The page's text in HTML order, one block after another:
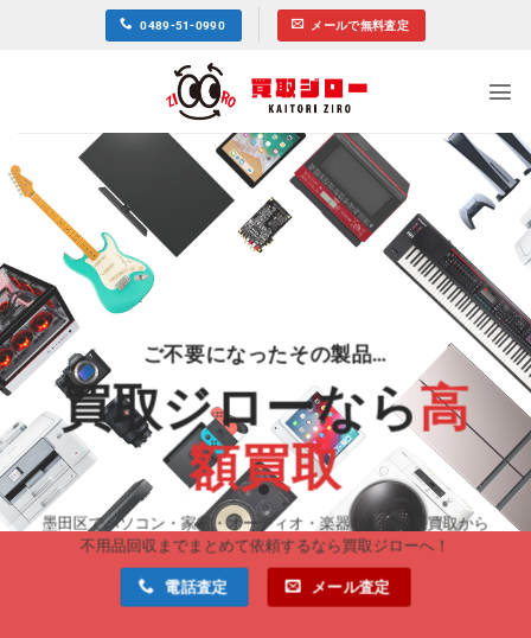
0489-51-0990 メールで無料査定
ご不要になったその製品…
買取ジローなら高
額買取
墨田区でパソコン・家電・オーディオ・楽器などの出張買取から
不用品回収までまとめて依頼するなら買取ジローへ！
電話査定 メール査定